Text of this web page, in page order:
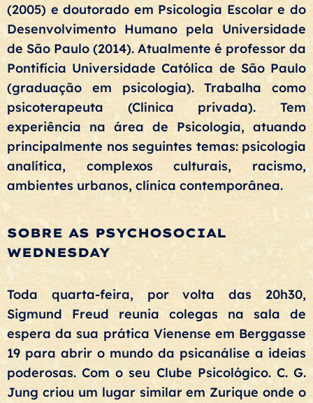
(2005) e doutorado em Psicologia Escolar e do
Desenvolvimento Humano pela Universidade
de São Paulo (2014). Atualmente é professor da
Pontifícia Universidade Católica de São Paulo
(graduação em psicologia). Trabalha como
psicoterapeuta (Clínica privada). Tem
experiência na área de Psicologia, atuando
principalmente nos seguintes temas: psicologia
analítica, complexos culturais, racismo,
ambientes urbanos, clínica contemporânea.
SOBRE AS PSYCHOSOCIAL
WEDNESDAY
Toda quarta-feira, por volta das 20h30,
Sigmund Freud reunia colegas na sala de
espera da sua prática Vienense em Berggasse
19 para abrir o mundo da psicanálise a ideias
poderosas. Com o seu Clube Psicológico. C. G.
Jung criou um lugar similar em Zurique onde o